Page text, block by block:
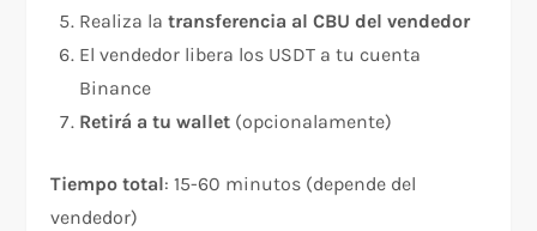
Realiza latransferencia al CBU del vendedor
El vendedor libera los USDT a tu cuenta
Binance
Retirá a tu wallet (opcionalamente)​
Tiempo total: 15-60 minutos (depende del
vendedor)